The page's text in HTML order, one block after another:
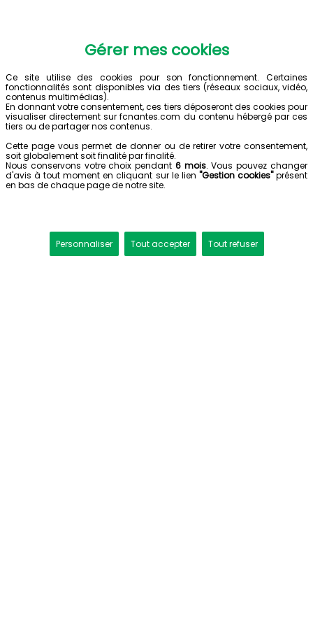
Gérer mes cookies
Ce site utilise des cookies pour son fonctionnement. Certaines
fonctionnalités sont disponibles via des tiers (réseaux sociaux, vidéo,
contenus multimédias).
En donnant votre consentement, ces tiers déposeront des cookies pour
visualiser directement sur fcnantes.com du contenu hébergé par ces
tiers ou de partager nos contenus.
Cette page vous permet de donner ou de retirer votre consentement,
soit globalement soit finalité par finalité.
Nous conservons votre choix pendant 6 mois. Vous pouvez changer
d'avis à tout moment en cliquant sur le lien "Gestion cookies"présent
en bas de chaque page de notre site.
Personnaliser Tout accepter Tout refuser